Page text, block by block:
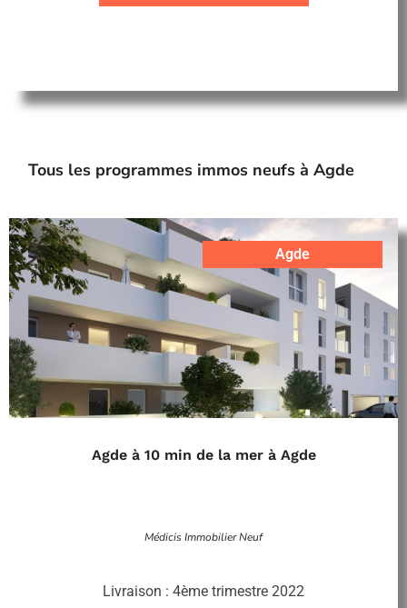
Tous les programmes immos neufs à Agde
Agde
Agde à 10 min de la mer à Agde
Médicis Immobilier Neuf
Livraison : 4ème trimestre 2022